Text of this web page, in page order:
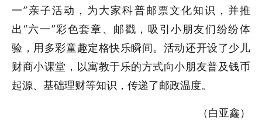
一”亲子活动，为大家科普邮票文化知识，并推
出“六一”彩色套章、邮戳，吸引小朋友们纷纷体
验，用多彩童趣定格快乐瞬间。活动还开设了少儿
财商小课堂，以寓教于乐的方式向小朋友普及钱币
起源、基础理财等知识，传递了邮政温度。
（白亚鑫）